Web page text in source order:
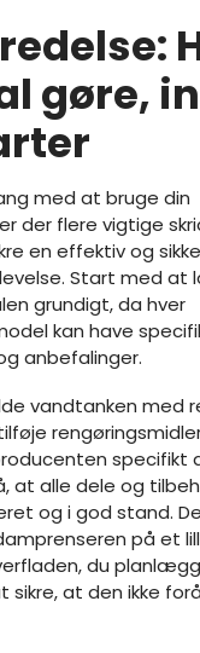
gøre,
med at bruge din
der flere vigtige
en effektiv og
Start med at
grundigt, da hver
kan have
anbefalinger.
vandtanken med
specifikt
at alle dele og
og i god stand.
på et
du
sikre, at den ikke